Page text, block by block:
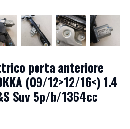
porta anteriore
(09/12>12/16<) 1.4
Suv 5p/b/1364cc